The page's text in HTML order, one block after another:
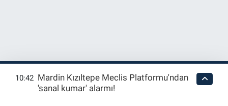
10:42 Mardin Kızıltepe Meclis Platformu'ndan
'sanal kumar' alarmı!